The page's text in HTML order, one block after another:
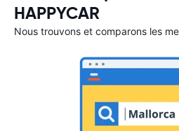
HAPPYCAR
Nous trouvons et comparons les